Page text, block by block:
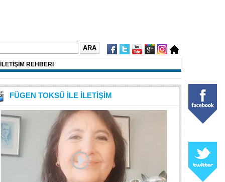
İLETİŞİM REHBERİ
FÜGEN TOKSÜ İLE İLETİŞİM